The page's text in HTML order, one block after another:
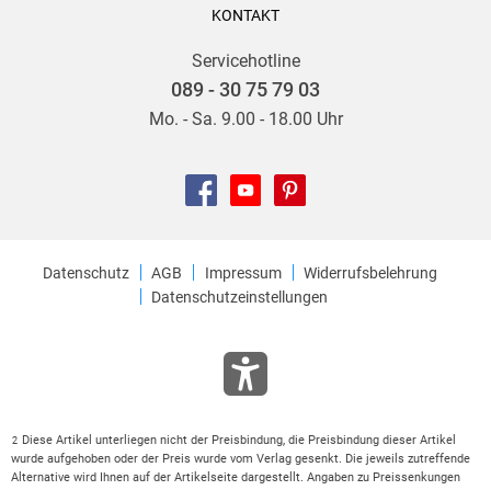
KONTAKT
Servicehotline
089 - 30 75 79 03
Mo. - Sa. 9.00 - 18.00 Uhr
Datenschutz AGB Impressum
Widerrufsbelehrung
Datenschutzeinstellungen
2 Diese Artikel unterliegen nicht der Preisbindung, die Preisbindung dieser Artikel
wurde aufgehoben oder der Preis wurde vom Verlag gesenkt. Die jeweils zutreffende
Alternative wird Ihnen auf der Artikelseite dargestellt. Angaben zu Preissenkungen